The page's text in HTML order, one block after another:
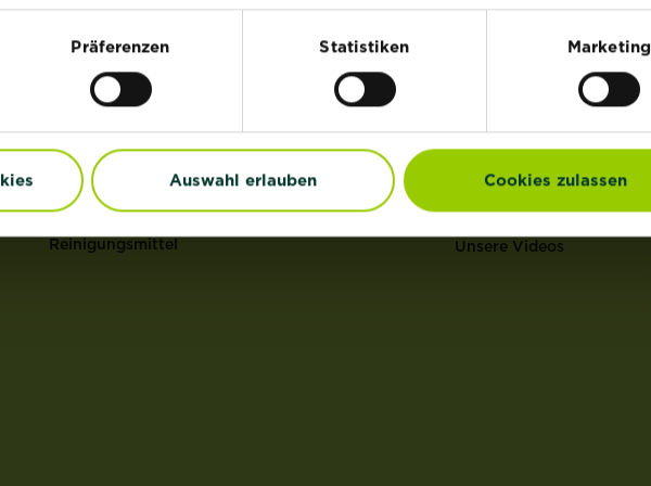
Präferenzen Statistiken Marketing
Auswahl erlauben Cookies zulassen
Erden
Grundstoffe
Unkraut
Schädlinge
Reinigungsmittel
®
Anzucht & Pflege
Erden Rechner
Mulch Rechner
Rasen Coach
Unsere Videos